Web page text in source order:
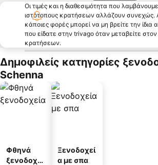
Οι τιμές και η διαθεσιμότητα που
ιστότοπους κρατήσεων αλλάζουν συνεχώς.
κάποιες φορές μπορεί να μη βρείτε την
που είδατε στην trivago όταν μεταβείτε στον
κρατήσεων.
Δημοφιλείς κατηγορίες
Schenna
Φθηνά
ξενοδοχεί
Ξενοδοχεί
α με σπα